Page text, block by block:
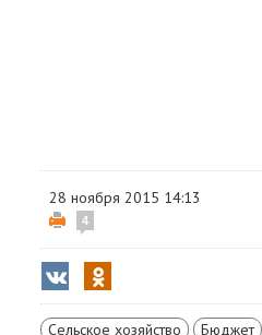
28 ноября 2015 14:13
4
Сельское хозяйство Бюджет